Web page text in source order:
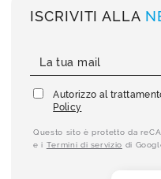
ISCRIVITI ALLA
Autorizzo al
Policy
Questo sito è protetto da
e i Termini di servizio di